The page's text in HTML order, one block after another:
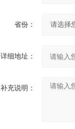
省份：
详细地址：
补充说明：